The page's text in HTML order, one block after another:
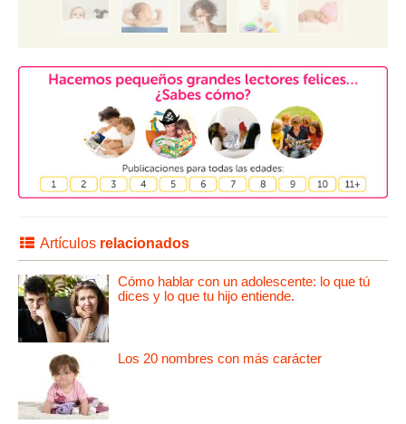
Artículos relacionados
Cómo hablar con un adolescente: lo que tú
dices y lo que tu hijo entiende.
Los 20 nombres con más carácter